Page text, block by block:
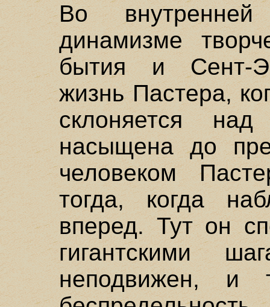
Во внутренней
динамизме
бытия и Сент-
жизнь Пастера,
склоняется
насыщена до
человеком
тогда, когда
вперед. Тут он
гигантскими
неподвижен, и